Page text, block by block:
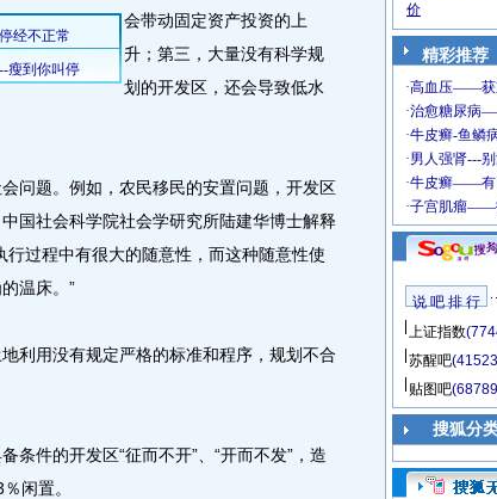
会带动固定资产投资的上
升；第三，大量没有科学规
划的开发区，还会导致低水
题。例如，农民移民的安置问题，开发区
国社会科学院社会学研究所陆建华博士解释
过程中有很大的随意性，而这种随意性使
温床。”
用没有规定严格的标准和程序，规划不合
件的开发区“征而不开”、“开而不发”，造
闲置。
价
精彩推荐
说 吧 排 行
上证指数
苏醒吧
贴图吧
搜狐分